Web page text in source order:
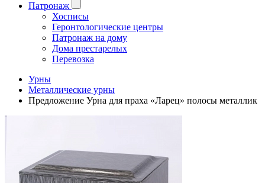
Патронаж
Хосписы
Геронтологические центры
Патронаж на дому
Дома престарелых
Перевозка
Урны
Металлические урны
Предложение Урна для праха «Ларец» полосы металлик